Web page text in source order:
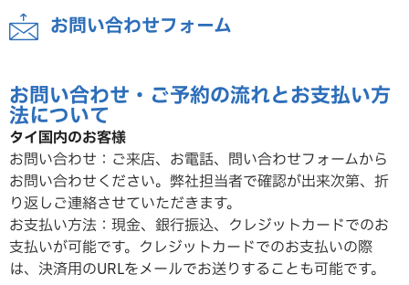
お問い合わせフォーム
お問い合わせ・ご予約の流れとお支払い方
法について
タイ国内のお客様
お問い合わせ：ご来店、お電話、問い合わせフォームから
お問い合わせください。弊社担当者で確認が出来次第、折
り返しご連絡させていただきます。
お支払い方法：現金、銀行振込、クレジットカードでのお
支払いが可能です。クレジットカードでのお支払いの際
は、決済用のURLをメールでお送りすることも可能です。